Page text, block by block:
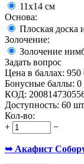
11х14 см
Основа:
Плоская доска
Золочение:
Золочение
Задать вопрос
Цена в баллах: 950
Бонусные баллы: 0
КОД:
Доступность: 60
Кол-во:
+
−
➥ Акафист